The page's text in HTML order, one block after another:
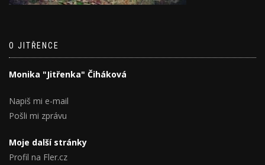
O JITŘENCE
Monika "Jitřenka" Čiháková
Napiš mi e-mail
Pošli mi zprávu
Moje další stránky
Profil na Fler.cz